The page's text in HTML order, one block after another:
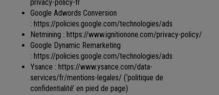
privacy-policy-fr
Google Adwords Conversion
: https://policies.google.com/technologies/ads
Netmining : https://www.ignitionone.com/privacy-policy/
Google Dynamic Remarketing
: https://policies.google.com/technologies/ads
Ysance : https://www.ysance.com/data-
services/fr/mentions-legales/ (‘politique de
confidentialité’ en pied de page)